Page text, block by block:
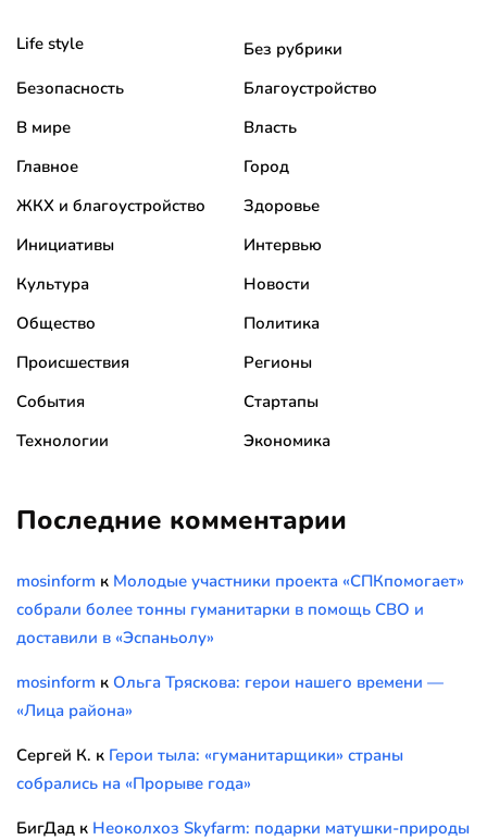
Life style
Без рубрики
Безопасность
Благоустройство
В мире
Власть
Главное
Город
ЖКХ и благоустройство
Здоровье
Инициативы
Интервью
Культура
Новости
Общество
Политика
Происшествия
Регионы
События
Стартапы
Технологии
Экономика
Последние комментарии
mosinform к Молодые участники проекта «СПКпомогает»
собрали более тонны гуманитарки в помощь СВО и
доставили в «Эспаньолу»
mosinform к Ольга Тряскова: герои нашего времени —
«Лица района»
Сергей К. к Герои тыла: «гуманитарщики» страны
собрались на «Прорыве года»
БигДад к Неоколхоз Skyfarm: подарки матушки-природы